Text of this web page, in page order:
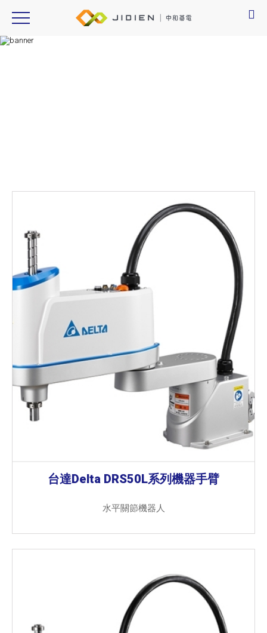
台達Delta DRS50L系列機器手臂
水平關節機器人